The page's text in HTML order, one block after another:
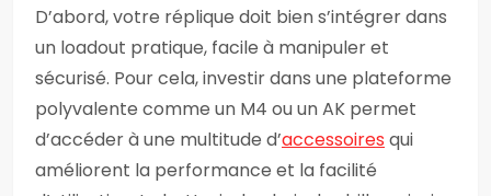
D’abord, votre réplique doit bien s’intégrer dans
un loadout pratique, facile à manipuler et
sécurisé. Pour cela, investir dans une plateforme
polyvalente comme un M4 ou un AK permet
d’accéder à une multitude d’accessoires qui
améliorent la performance et la facilité